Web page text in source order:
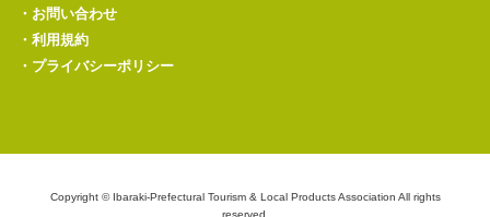
・ お問い合わせ
・ 利用規約
・ プライバシーポリシー
Copyright © Ibaraki-Prefectural Tourism & Local Products Association All rights